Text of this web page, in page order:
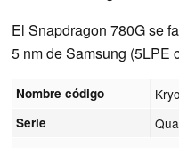
El Snapdragon 780G se
5 nm de Samsung (5LPE
Nombre código
Serie